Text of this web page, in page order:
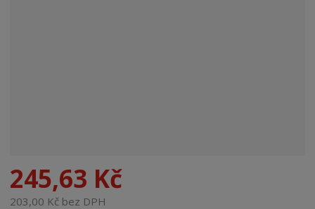
245,63 Kč
203,00 Kč bez DPH